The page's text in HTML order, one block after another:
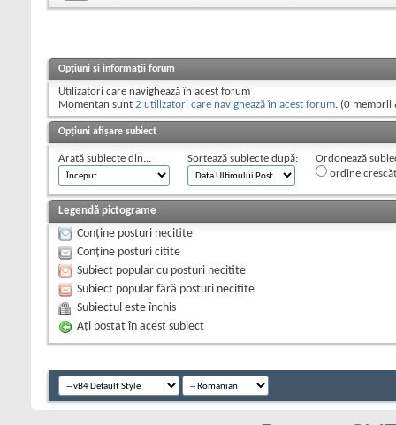
Opțiuni și informații forum
Utilizatori care navighează în acest forum
Momentan sunt 2 utilizatori care navighează în acest forum. (0 membrii
Opțiuni afișare subiect
Arată subiecte din... Sortează subiecte după:
Ordonează
ordine
Legendă pictograme
Conține posturi necitite
Conține posturi citite
Subiect popular cu posturi necitite
Subiect popular fără posturi necitite
Subiectul este închis
Aţi postat în acest subiect